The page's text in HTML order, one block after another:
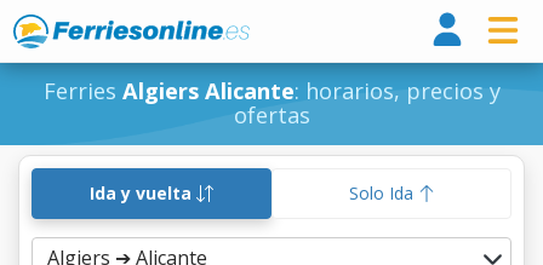
Ferries Algiers Alicante: horarios, precios y
ofertas
Ida y vuelta Solo Ida